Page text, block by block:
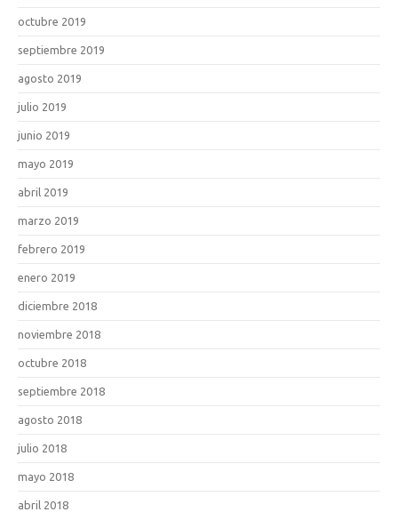
octubre 2019
septiembre 2019
agosto 2019
julio 2019
junio 2019
mayo 2019
abril 2019
marzo 2019
febrero 2019
enero 2019
diciembre 2018
noviembre 2018
octubre 2018
septiembre 2018
agosto 2018
julio 2018
mayo 2018
abril 2018